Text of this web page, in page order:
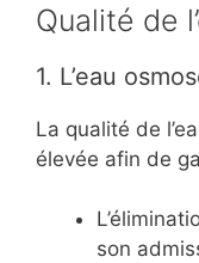
Qualité de
1. L’eau
La qualité de
élevée afin de
son